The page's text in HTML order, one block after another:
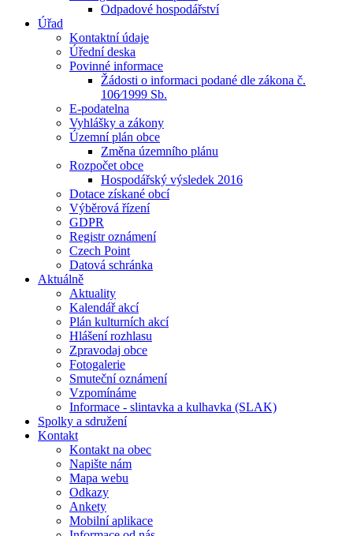
Odpadové hospodářství
Úřad
Kontaktní údaje
Úřední deska
Povinné informace
Žádosti o informaci podané dle zákona č.
106⁄1999 Sb.
E-podatelna
Vyhlášky a zákony
Územní plán obce
Změna územního plánu
Rozpočet obce
Hospodářský výsledek 2016
Dotace získané obcí
Výběrová řízení
GDPR
Registr oznámení
Czech Point
Datová schránka
Aktuálně
Aktuality
Kalendář akcí
Plán kulturních akcí
Hlášení rozhlasu
Zpravodaj obce
Fotogalerie
Smuteční oznámení
Vzpomínáme
Informace - slintavka a kulhavka (SLAK)
Spolky a sdružení
Kontakt
Kontakt na obec
Napište nám
Mapa webu
Odkazy
Ankety
Mobilní aplikace